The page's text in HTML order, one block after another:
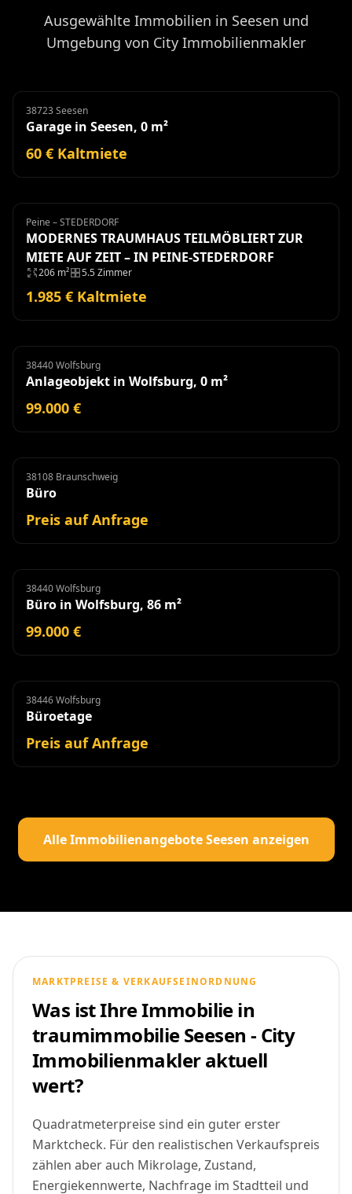
Ausgewählte Immobilien in Seesen und
Umgebung von City Immobilienmakler
Garage Miete
38723 Seesen
Garage in Seesen, 0 m²
60 € Kaltmiete
Haus Miete
Peine – STEDERDORF
MODERNES TRAUMHAUS TEILMÖBLIERT ZUR
MIETE AUF ZEIT – IN PEINE-STEDERDORF
206 m² 5.5 Zimmer
1.985 € Kaltmiete
Anlageobjekt
38440 Wolfsburg
Anlageobjekt in Wolfsburg, 0 m²
99.000 €
Büro Miete
38108 Braunschweig
Büro
Preis auf Anfrage
Büro
38440 Wolfsburg
Büro in Wolfsburg, 86 m²
99.000 €
Büroetage Miete
38446 Wolfsburg
Büroetage
Preis auf Anfrage
Alle Immobilienangebote Seesen anzeigen
MARKTPREISE & VERKAUFSEINORDNUNG
Was ist Ihre Immobilie in
traumimmobilie Seesen - City
Immobilienmakler aktuell
wert?
Quadratmeterpreise sind ein guter erster
Marktcheck. Für den realistischen Verkaufspreis
zählen aber auch Mikrolage, Zustand,
Energiekennwerte, Nachfrage im Stadtteil und